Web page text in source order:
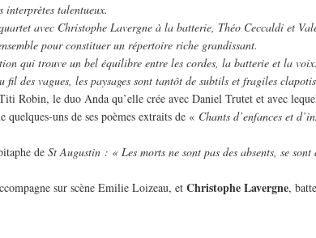
interprètes talentueux.
avec Christophe Lavergne à la batterie, Théo Ceccaldi et
pour constituer un répertoire riche grandissant.
qui trouve un bel équilibre entre les cordes, la batterie et la
des vagues, les paysages sont tantôt de subtils et fragiles
Robin, le duo Anda qu’elle crée avec Daniel Trutet et avec
quelques-uns de ses poèmes extraits de « Chants d’enfances et
de St Augustin : « Les morts ne sont pas des absents, se
sur scène Emilie Loizeau, et Christophe Lavergne,